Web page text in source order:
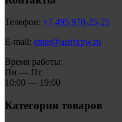
Телефон: +7 495 970-25-25
E-mail: enter@astrixpw.ru
Время работы:
Пн — Пт
10:00 — 19:00
Категории товаров